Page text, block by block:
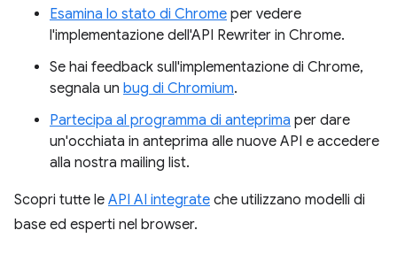
Esamina lo stato di Chrome per vedere
l'implementazione dell'API Rewriter in Chrome.
Se hai feedback sull'implementazione di Chrome,
segnala un bug di Chromium.
Partecipa al programma di anteprima per dare
un'occhiata in anteprima alle nuove API e accedere
alla nostra mailing list.
Scopri tutte le API AI integrate che utilizzano modelli di
base ed esperti nel browser.